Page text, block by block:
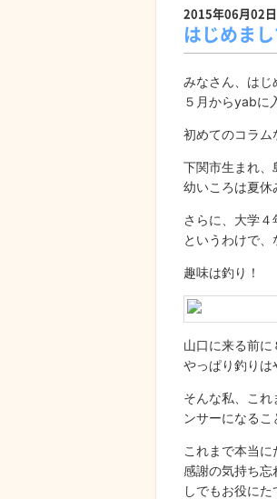
2015年06月02
はじめま
みなさん、はじ
５月からyabに
初めてのコラム
下関市生まれ、
幼いころは夏休
さらに、大学４
というわけで、
趣味は釣り！
山口に来る前に
やっぱり釣りは
そんな私、こ
ンサーになるこ
これまで本当に
感謝の気持ち忘
しでもお役に